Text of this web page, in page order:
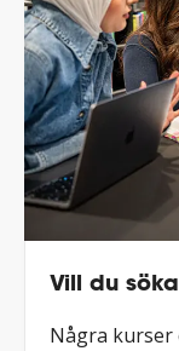
Vill du
Några kurser